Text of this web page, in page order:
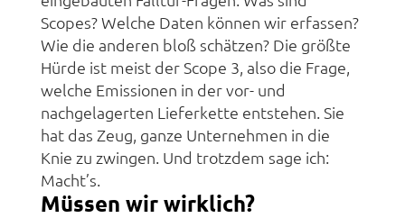
Scopes? Welche Daten können wir erfassen?
Wie die anderen bloß schätzen? Die größte
Hürde ist meist der Scope 3, also die Frage,
welche Emissionen in der vor- und
nachgelagerten Lieferkette entstehen. Sie
hat das Zeug, ganze Unternehmen in die
Knie zu zwingen. Und trotzdem sage ich:
Macht’s.
Müssen wir wirklich?